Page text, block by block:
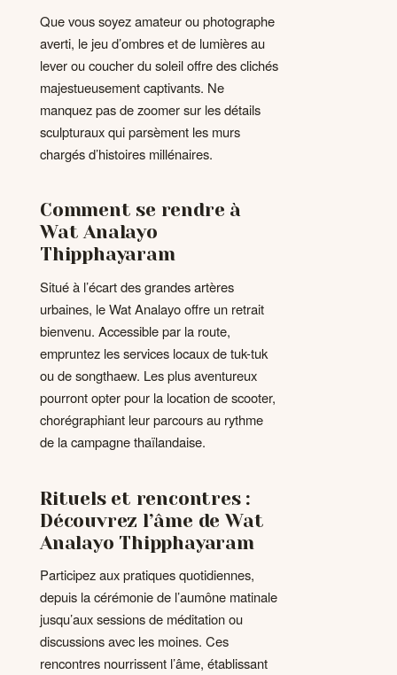
Que vous soyez amateur ou photographe
averti, le jeu d’ombres et de lumières au
lever ou coucher du soleil offre des clichés
majestueusement captivants. Ne
manquez pas de zoomer sur les détails
sculpturaux qui parsèment les murs
chargés d’histoires millénaires.
Comment se rendre à
Wat Analayo
Thipphayaram
Situé à l’écart des grandes artères
urbaines, le Wat Analayo offre un retrait
bienvenu. Accessible par la route,
empruntez les services locaux de tuk-tuk
ou de songthaew. Les plus aventureux
pourront opter pour la location de scooter,
chorégraphiant leur parcours au rythme
de la campagne thaïlandaise.
Rituels et rencontres :
Découvrez l’âme de Wat
Analayo Thipphayaram
Participez aux pratiques quotidiennes,
depuis la cérémonie de l’aumône matinale
jusqu’aux sessions de méditation ou
discussions avec les moines. Ces
rencontres nourrissent l’âme, établissant